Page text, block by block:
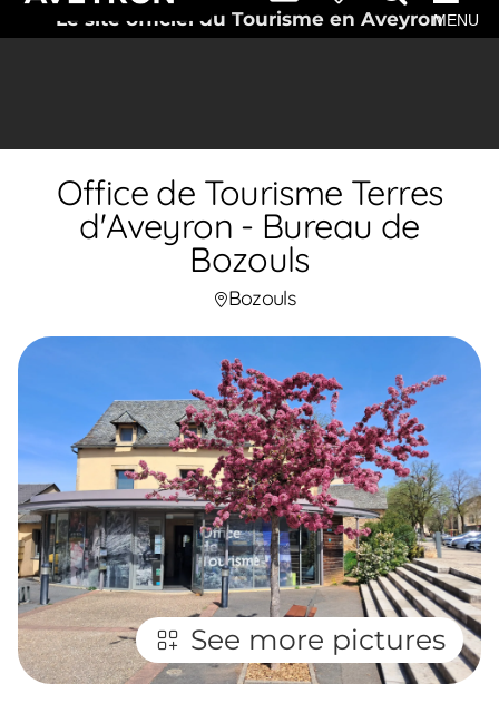
Le site officiel du Tourisme en AveyronMENU
Office de Tourisme Terres
d'Aveyron - Bureau de
Bozouls
Bozouls
See more pictures